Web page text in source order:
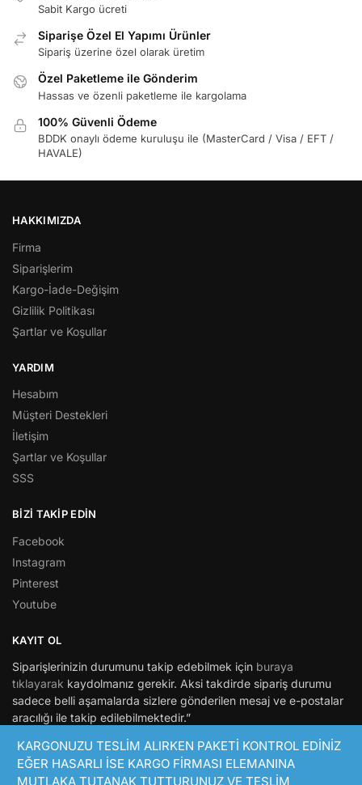
KARGONUZU TESLİM ALIRKEN PAKETİ KONTROL EDİNİZ
EĞER HASARLI İSE KARGO FİRMASI ELEMANINA
MUTLAKA TUTANAK TUTTURUNUZ VE TESLİM
Sabit Kargo ücreti
Siparişe Özel El Yapımı Ürünler
Sipariş üzerine özel olarak üretim
Özel Paketleme ile Gönderim
Hassas ve özenli paketleme ile kargolama
100% Güvenli Ödeme
BDDK onaylı ödeme kuruluşu ile (MasterCard / Visa / EFT /
HAVALE)
HAKKIMIZDA
Firma
Siparişlerim
Kargo-İade-Değişim
Gizlilik Politikası
Şartlar ve Koşullar
YARDIM
Hesabım
Müşteri Destekleri
İletişim
Şartlar ve Koşullar
SSS
BİZİ TAKİP EDİN
Facebook
Instagram
Pinterest
Youtube
KAYIT OL
Siparişlerinizin durumunu takip edebilmek için buraya
tıklayarak kaydolmanız gerekir. Aksi takdirde sipariş durumu
sadece belli aşamalarda sizlere gönderilen mesaj ve e-postalar
aracılığı ile takip edilebilmektedir.”
© Hepsimaket 2021
Bir Niceyaslara.com markasıdır.